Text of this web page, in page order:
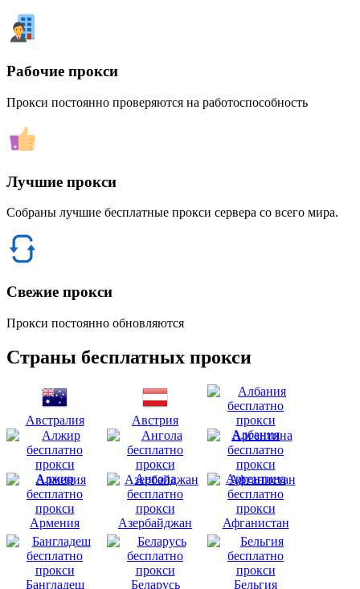
Рабочие прокси
Прокси постоянно проверяются на работоспособность
Лучшие прокси
Собраны лучшие бесплатные прокси сервера со всего мира.
Свежие прокси
Прокси постоянно обновляются
Страны бесплатных прокси
Австралия
Австрия
Албания
Алжир Ангола Аргентина
Армения Азербайджан Афганистан
Бангладеш Беларусь Бельгия